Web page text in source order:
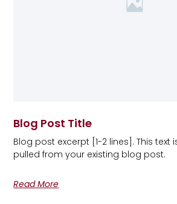
Blog Post Title
Blog post excerpt [1-2 lines]. This
pulled from your existing blog post.
Read More